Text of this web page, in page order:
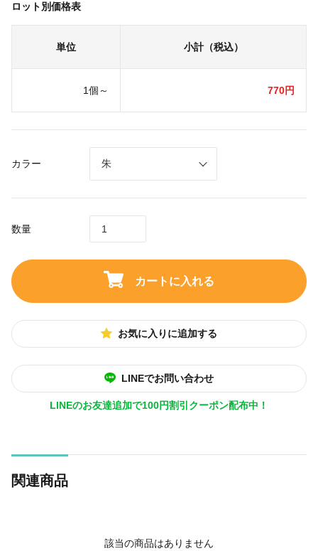
ロット別価格表
単位 小計（税込）
1個～ 770円
カラー
数量
カートに入れる
お気に入りに追加する
LINEでお問い合わせ
LINEのお友達追加で100円割引クーポン配布中！
関連商品
該当の商品はありません